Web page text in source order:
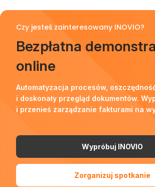
Czy jesteś zainteresowany INOVIO?
Bezpłatna
online
Automatyzacja procesów,
i doskonały przegląd dokumentów.
i przenieś zarządzanie fakturami na
Wypróbuj INOVIO
Zorganizuj spotkanie